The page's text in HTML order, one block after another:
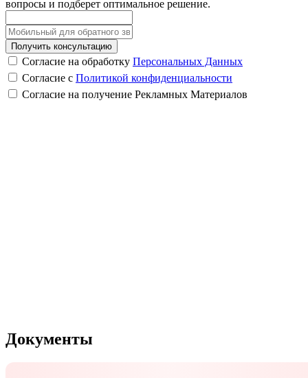
вопросы и подберет оптимальное решение.
Получить консультацию
Согласие на обработку Персональных Данных
Согласие с Политикой конфиденциальности
Согласие на получение Рекламных Материалов
Документы